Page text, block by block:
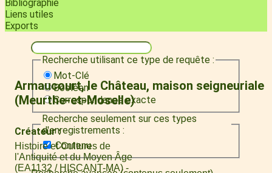
Bibliographie
Liens utiles
Exports
Recherche utilisant ce type de requête :
Mot-Clé
Booléen
Correspondance exacte
Recherche seulement sur ces types
d'enregistrements :
Contenu
Armaucourt, le Château, maison seigneuriale
(Meurthe-et-Moselle)
Créateur
Histoire et Cultures de
l'Antiquité et du Moyen Âge
(EA1132 / HISCANT-MA) -